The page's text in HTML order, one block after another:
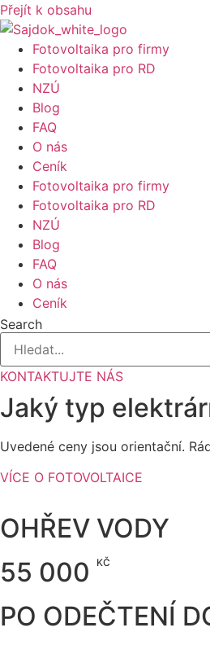
Přejít k obsahu
Fotovoltaika pro firmy
Fotovoltaika pro RD
NZÚ
Blog
FAQ
O nás
Ceník
Fotovoltaika pro firmy
Fotovoltaika pro RD
NZÚ
Blog
FAQ
O nás
Ceník
Search
KONTAKTUJTE NÁS
Jaký typ
Uvedené ceny jsou orientační.
VÍCE O FOTOVOLTAICE
OHŘEV VODY
55 000
KČ
PO ODEČTENÍ